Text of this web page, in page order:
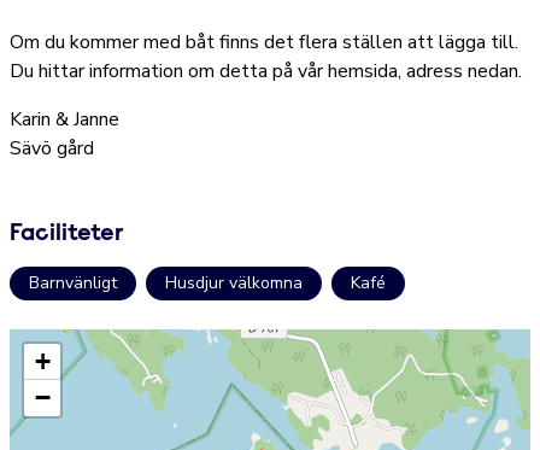
Om du kommer med båt finns det flera ställen att lägga till.
Du hittar information om detta på vår hemsida, adress nedan.
Karin & Janne
Sävö gård
Faciliteter
Barnvänligt Husdjur välkomna Kafé
+
−